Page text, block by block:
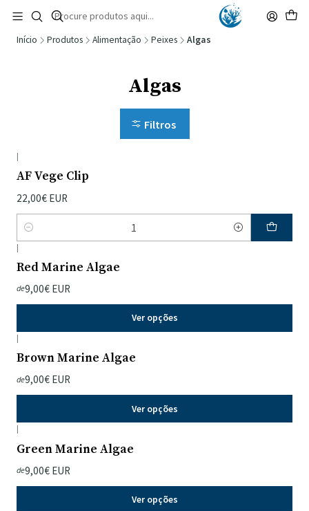
🚚 Portugal Continental: Portes Grátis desde 149,90€ (Envio extresso: 14,90€)
Ler mais
Início Produtos Alimentação Peixes Algas
Algas
Filtros
|
AF Vege Clip
22,00€ EUR
Quantidade
|
Red Marine Algae
de9,00€ EUR
Ver opções
|
Brown Marine Algae
de9,00€ EUR
Ver opções
|
Green Marine Algae
de9,00€ EUR
Ver opções